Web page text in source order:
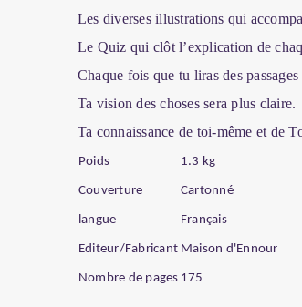
Les diverses illustrations qui
Le Quiz qui clôt l’explication de
Chaque fois que tu liras des
Ta vision des choses sera plus claire.
Ta connaissance de toi-même et de
Poids 1.3 kg
Couverture Cartonné
langue Français
Editeur/Fabricant Maison d'Ennour
Nombre de pages 175